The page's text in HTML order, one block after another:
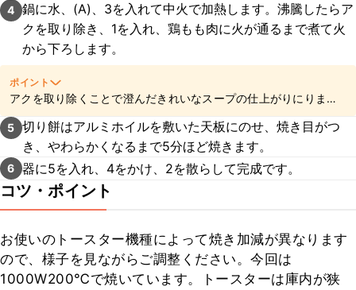
4 鍋に水、(A)、3を入れて中火で加熱します。沸騰したらア
クを取り除き、1を入れ、鶏もも肉に火が通るまで煮て火
から下ろします。
ポイント
アクを取り除くことで澄んだきれいなスープの仕上がりにりま
す。
5 切り餅はアルミホイルを敷いた天板にのせ、焼き目がつ
き、やわらかくなるまで5分ほど焼きます。
6 器に5を入れ、4をかけ、2を散らして完成です。
コツ・ポイント
お使いのトースター機種によって焼き加減が異なります
ので、様子を見ながらご調整ください。今回は
1000W200℃で焼いています。トースターは庫内が狭